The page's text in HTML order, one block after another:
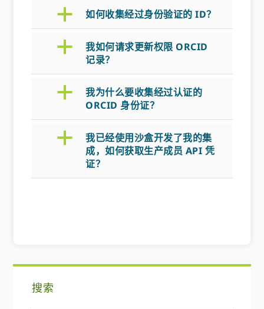
a 如何收集经过身份验证的 ID？
a
我如何请求更新权限 ORCID
记录？
a
我为什么要收集经过认证的
ORCID 身份证？
a
我已经使用沙盒开发了我的集
成，如何获取生产成员 API 凭
证？
搜索